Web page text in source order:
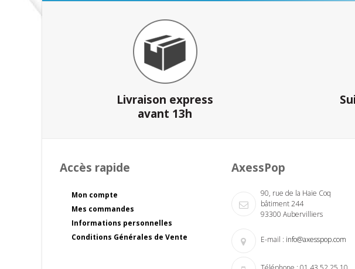
Livraison express
avant 13h
Accès rapide
Mon compte
Mes commandes
Informations personnelles
Conditions Générales de Vente
AxessPop
90, rue de la Haie Coq
bâtiment 244
93300 Aubervilliers
E-mail : info@axesspop.com